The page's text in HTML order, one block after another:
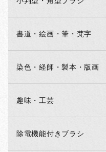
書道・絵画・筆・梵字
染色・経師・製本・版画
趣味・工芸
除電機能付きブラシ